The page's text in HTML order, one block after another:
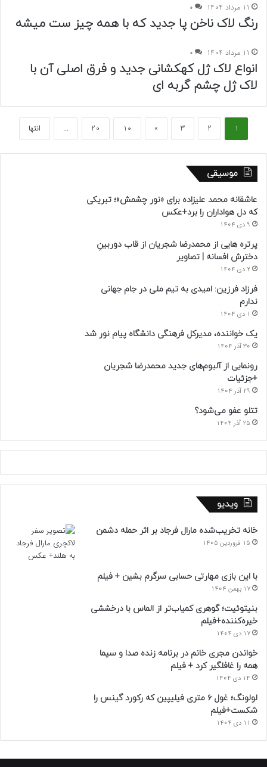
11 مرداد 1404 0
رنگ لاک ناخن پا جدید که با همه چیز ست میشه
11 مرداد 1404 0
انواع لاک ژل کهکشانی جدید و فرق اصلی آن با
لاک ژل چشم گربه ای
1
2
3
»
10
20
... انتها
موسیقی
عاشقانه محمد علیزاده برای «نور چشمش»؛ تبریکی
که دل هواداران را برد+عکس
9 دی 1404
پرتره هایی از محمدرضا شجریان از قاب دوربینِ
دخترش افسانه | تصاویر
2 دی 1404
فرزاد فرزین: امیدی به تیم ملی در جام جهانی
ندارم
1 دی 1404
یک خواننده، مدیرکل فرهنگی دانشگاه پیام نور شد
30 آذر 1404
رونمایی از آلبوم‌های جدید محمدرضا شجریان
+جزئیات
29 آذر 1404
تتلو عفو می‌شود؟
25 آذر 1404
ویدیو
خانه تخریب‌شده مارال فرجاد بر اثر حمله دشمن
15 فروردین 1405
با این بازی مهارتی حسابی سرگرم بشین + فیلم
17 بهمن 1404
بنیتوئیت؛ گوهری کمیاب‌تر از الماس با درخششی
خیره‌کننده+فیلم
17 دی 1404
خواندن مجری خانم در برنامه زنده صدا و سیما
همه را غافلگیر کرد + فیلم
14 دی 1404
لولونگ؛ غول ۶ متری فیلیپین که رکورد گینس را
شکست+فیلم
11 دی 1404